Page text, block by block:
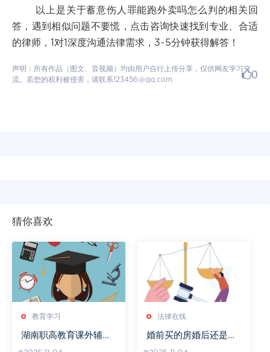
以上是关于蓄意伤人罪能跑外卖吗怎么判的相关回
答，遇到相似问题不要慌，点击咨询快速找到专业、合适
的律师，1对1深度沟通法律需求，3~5分钟获得解答！
声明：所有作品（图文、音视频）均由用户自行上传分享，仅供网友学习交
流。若您的权利被侵害，请联系123456@qq.com
0
猜你喜欢
教育学习
湖南职高教育课外辅导
法律在线
婚前买的房婚后还是自